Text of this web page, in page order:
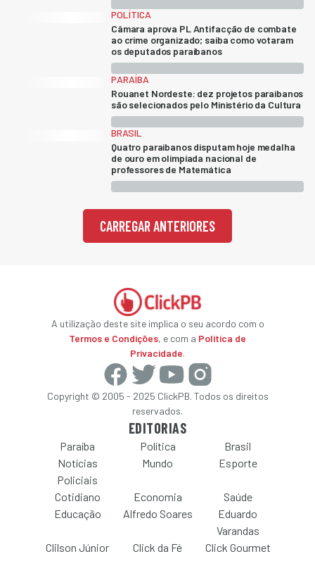
POLÍTICA
Câmara aprova PL Antifacção de combate
ao crime organizado; saiba como votaram
os deputados paraibanos
PARAÍBA
Rouanet Nordeste: dez projetos paraibanos
são selecionados pelo Ministério da Cultura
BRASIL
Quatro paraibanos disputam hoje medalha
de ouro em olimpíada nacional de
professores de Matemática
CARREGAR ANTERIORES
A utilização deste site implica o seu acordo com o
Termos e Condições, e com a Política de
Privacidade.
Copyright © 2005 - 2025 ClickPB. Todos os direitos
reservados.
EDITORIAS
Paraíba Política
Brasil
Notícias
Policiais
Mundo Esporte
Cotidiano Economia
Saúde
Educação
Alfredo Soares
Eduardo
Varandas
Clilson Júnior
Click da Fé
Click Gourmet